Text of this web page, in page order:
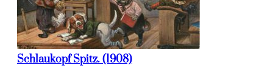
Schlaukopf Spitz. (1908)